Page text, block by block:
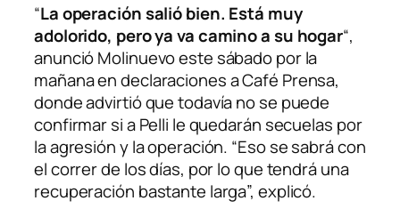
“La operación salió bien. Está muy
adolorido, pero ya va camino a su hogar“,
anunció Molinuevo este sábado por la
mañana en declaraciones a Café Prensa,
donde advirtió que todavía no se puede
confirmar si a Pelli le quedarán secuelas por
la agresión y la operación. “Eso se sabrá con
el correr de los días, por lo que tendrá una
recuperación bastante larga”, explicó.